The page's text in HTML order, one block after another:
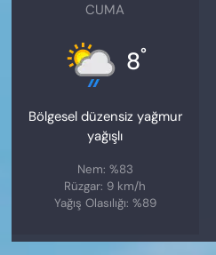
CUMA
8°
Bölgesel düzensiz yağmur
yağışlı
Nem: %83
Rüzgar: 9 km/h
Yağış Olasılığı: %89